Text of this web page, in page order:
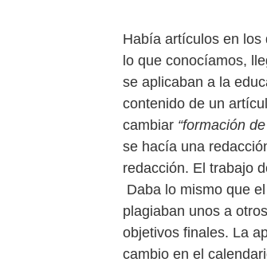
Había artículos en los
lo que conocíamos,
se aplicaban a la
contenido de un
cambiar “formación
se hacía una
redacción. El trabajo
Daba lo mismo que
plagiaban unos a
objetivos finales. La
cambio en el